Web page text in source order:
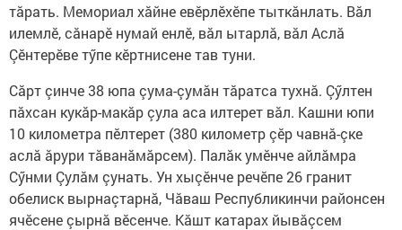
тăрать. Мемориал хăйне евӗрлӗхӗпе тыткăнлать. Вăл
илемлӗ, сăнарӗ нумай енлӗ, вăл ытарлă, вăл Аслă
Çӗнтерӗве тӳпе кӗртнисене тав туни.
Сăрт çинче 38 юпа çума-çумăн тăратса тухнă. Çӳлтен
пăхсан кукăр-макăр çула аса илтерет вăл. Кашни юпи
10 километра пӗлтерет (380 километр çӗр чавнă-çке
аслă ăрури тăванăмăрсем). Палăк умӗнче айлăмра
Сӳнми Çулăм çунать. Ун хыçӗнче речӗпе 26 гранит
обелиск вырнаçтарнă, Чăваш Республикинчи районсен
ячӗсене çырнă вӗсенче. Кăшт катарах йывăçсем